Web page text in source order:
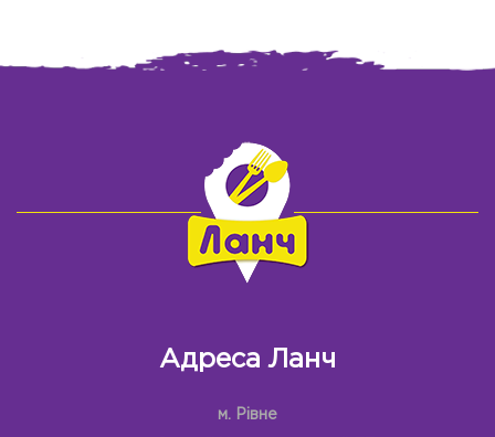
Адреса Ланч
м. Рівне